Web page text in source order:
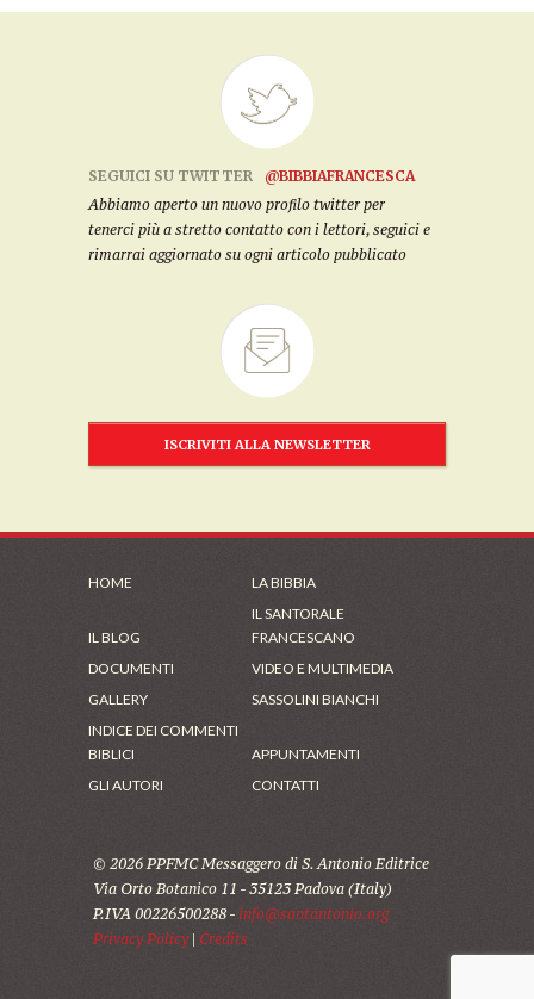
SEGUICI SU TWITTER
@BIBBIAFRANCESCA
Abbiamo aperto un nuovo profilo twitter per
tenerci più a stretto contatto con i lettori, seguici e
rimarrai aggiornato su ogni articolo pubblicato
ISCRIVITI ALLA NEWSLETTER
HOME LA BIBBIA
IL BLOG
IL SANTORALE
FRANCESCANO
DOCUMENTI
VIDEO E MULTIMEDIA
GALLERY
SASSOLINI BIANCHI
INDICE DEI COMMENTI
BIBLICI
APPUNTAMENTI
GLI AUTORI
CONTATTI
© 2026 PPFMC Messaggero di S. Antonio Editrice
Via Orto Botanico 11 - 35123 Padova (Italy)
P.IVA 00226500288 - info@santantonio.org
Privacy Policy| Credits